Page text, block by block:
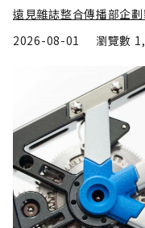
遠見雜誌整合傳播部企
2026-08-01
瀏覽數